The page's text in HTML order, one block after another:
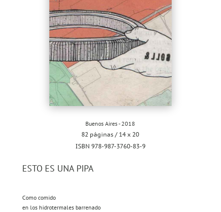
Buenos Aires - 2018
82 páginas / 14 x 20
ISBN 978-987-3760-83-9
ESTO ES UNA PIPA
Como comido
en los hidrotermales barrenado